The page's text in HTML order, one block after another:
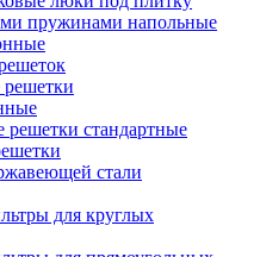
пружинами напольные
решетки стандартные
стали
для круглых